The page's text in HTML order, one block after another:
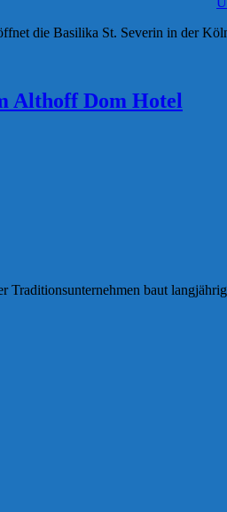
die Basilika St. Severin in der
Althoff Dom Hotel
baut